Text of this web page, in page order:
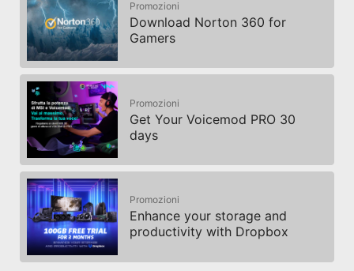
Promozioni
Download Norton 360 for
Gamers
Promozioni
Get Your Voicemod PRO 30
days
Promozioni
Enhance your storage and
productivity with Dropbox